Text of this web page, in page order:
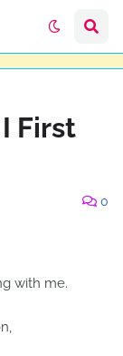
First
0
with me.